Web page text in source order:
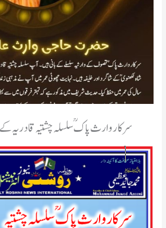
سرکار وارث پاک ؒ سلسلہ چشتیہ